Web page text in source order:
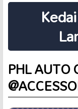
PHL AUTO